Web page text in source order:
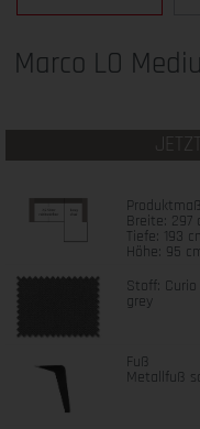
Marco LO
Breite: 297
Tiefe: 193
Höhe: 95
Stoff: Curio
grey
Fuß
Metallfuß